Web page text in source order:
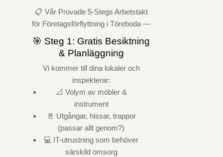
📋 Vår Provade 5-Stegs Arbetstakt
för Företagsförflyttning i Töreboda —
🎯 Steg 1: Gratis Besiktning
& Planläggning
Vi kommer till dina lokaler och
inspekterar:
📐 Volym av möbler &
instrument
🚪 Utgångar, hissar, trappor
(passar allt genom?)
💻 IT-utrustning som behöver
särskild omsorg